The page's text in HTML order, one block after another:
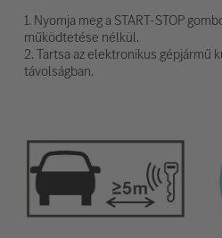
1. Nyomja meg a START-STOP
működtetése nélkül.
2. Tartsa az elektronikus gépjármű
távolságban.